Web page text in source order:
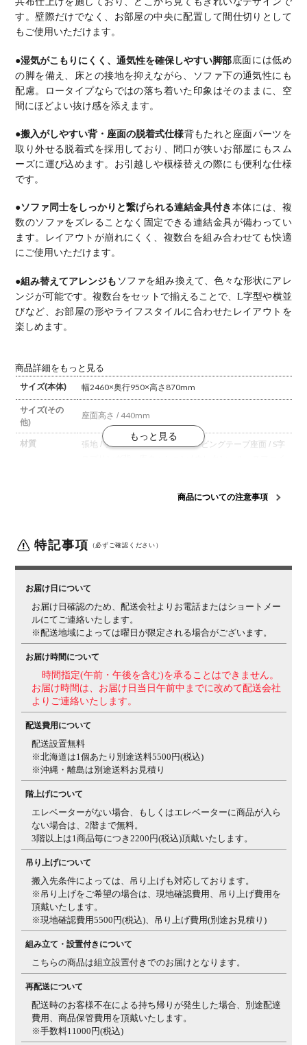
す。壁際だけでなく、お部屋の中央に配置して間仕切りとして
もご使用いただけます。
●湿気がこもりにくく、通気性を確保しやすい脚部底面には低め
の脚を備え、床との接地を抑えながら、ソファ下の通気性にも
配慮。
ロータイプならではの落ち着いた印象はそのままに、空
間にほどよい抜け感を添えます。
●搬入がしやすい背・座面の脱着式仕様背もたれと座面パーツを
取り外せる脱着式を採用しており、間口が狭いお部屋にもスム
ーズに運び込めます。 お引越しや模様替えの際にも便利な仕様
です。
●ソファ同士をしっかりと繋げられる連結金具付き 本体には、複
数のソファをズレることなく固定できる連結金具が備わってい
ます。
レイアウトが崩れにくく、複数台を組み合わせても快適
にご使用いただけます。
●組み替えてアレンジも ソファを組み換えて、色々な形状にアレ
ンジが可能です。複数台をセットで揃えることで、L字型や横並
びなど、お部屋の形やライフスタイルに合わせたレイアウトを
楽しめます。
商品詳細をもっと見る
サイズ(本体)
幅2460×奥行950×高さ870mm
サイズ(その
他)
座面高さ / 440mm
材質 張地 / ファブリック背面 / ウェービングテープ 座面 / S字
梱包サイズ 梱包1・3・5 / 幅760×奥行330×高さ600mm
組み立て 現地組立品※お客様組み立て不要(現地にて業者が組み
立て作業を行います)
本体 / 張り込み式裏面 / 連結用パーツ付き
商品についての注意事項
特記事項 （必ずご確認ください）
お届け日について
お届け日確認のため、配送会社よりお電話またはショートメー
ルにてご連絡いたします。
※配送地域によっては曜日が限定される場合がございます。
お届け時間について
時間指定(午前・午後を含む)を承ることはできません。
お届け時間は、お届け日当日午前中までに改めて配送会社
よりご連絡いたします。
配送費用について
配送設置無料
※北海道は1個あたり別途送料5500円(税込)
※沖縄・離島は別途送料お見積り
階上げについて
エレベーターがない場合、もしくはエレベーターに商品が入ら
ない場合は、2階まで無料。
3階以上は1商品毎につき2200円(税込)頂戴いたします。
吊り上げについて
搬入先条件によっては、吊り上げも対応しております。
※吊り上げをご希望の場合は、現地確認費用、吊り上げ費用を
頂戴いたします。
※現地確認費用5500円(税込)、吊り上げ費用(別途お見積り)
組み立て・設置付きについて
こちらの商品は組立設置付きでのお届けとなります。
再配送について
配送時のお客様不在による持ち帰りが発生した場合、別途配達
費用、商品保管費用を頂戴いたします。
※手数料11000円(税込)